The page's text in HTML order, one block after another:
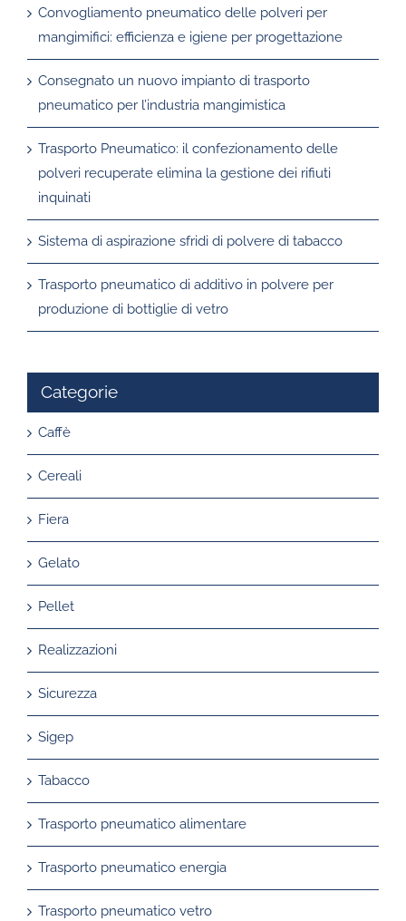
Convogliamento pneumatico delle polveri per
mangimifici: efficienza e igiene per progettazione
Consegnato un nuovo impianto di trasporto
pneumatico per l’industria mangimistica
Trasporto Pneumatico: il confezionamento delle
polveri recuperate elimina la gestione dei rifiuti
inquinati
Sistema di aspirazione sfridi di polvere di tabacco
Trasporto pneumatico di additivo in polvere per
produzione di bottiglie di vetro
Categorie
Caffè
Cereali
Fiera
Gelato
Pellet
Realizzazioni
Sicurezza
Sigep
Tabacco
Trasporto pneumatico alimentare
Trasporto pneumatico energia
Trasporto pneumatico vetro